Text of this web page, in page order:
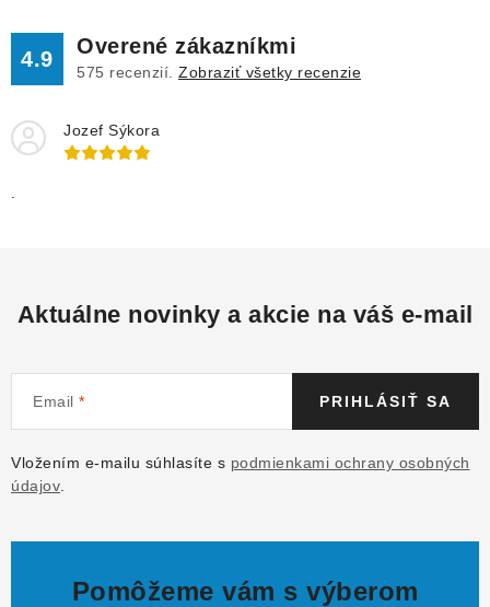
4.9
Overené zákazníkmi
575 recenzií. Zobraziť všetky recenzie
Jozef Sýkora
Aktuálne novinky a akcie na váš e-mail
Email
Vložením e-mailu súhlasíte s podmienkami ochrany osobných
údajov
PRIHLÁSIŤ SA
Pomôžeme vám s výberom